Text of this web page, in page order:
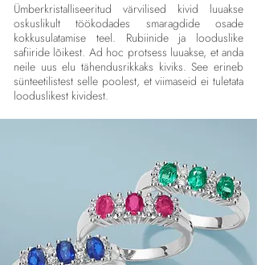
Ümberkristalliseeritud värvilised kivid luuakse
oskuslikult töökodades smaragdide osade
kokkusulatamise teel. Rubiinide ja looduslike
safiiride lõikest. Ad hoc protsess luuakse, et anda
neile uus elu tähendusrikkaks kiviks. See erineb
sünteetilistest selle poolest, et viimaseid ei tuletata
looduslikest kividest.